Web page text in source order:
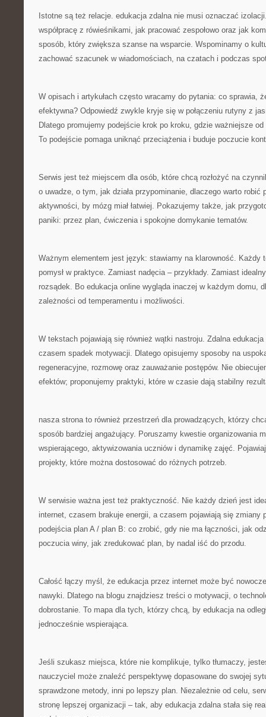
Istotne są też relacje. edukacja zdalna nie musi oznaczać
współpracę z rówieśnikami, jak pracować zespołowo oraz jak
sposób, który zwiększa szanse na wsparcie. Wspominamy o
zachować szacunek w wiadomościach, na czatach i podczas
W opisach i artykułach często wracamy do pytania: co sprawia,
efektywna? Odpowiedź zwykle kryje się w połączeniu rutyny z
Dlatego promujemy podejście krok po kroku, gdzie ważniejsze
To podejście pomaga uniknąć przeciążenia i buduje poczucie
Serwis jest też miejscem dla osób, które chcą rozłożyć na
o uwadze, o tym, jak działa przypominanie, dlaczego warto robić
aktywności, by mózg miał łatwiej. Pokazujemy także, jak
paniki: przez plan, ćwiczenia i spokojne domykanie tematów.
Ważnym elementem jest język: stawiamy na klarowność. Każdy
pomysł w praktyce. Zamiast nadęcia – przykłady. Zamiast
rozsądek. Bo edukacja online wygląda inaczej w każdym domu,
zależności od temperamentu i możliwości.
W tekstach pojawiają się również wątki nastroju. Zdalna edukacja
czasem spadek motywacji. Dlatego opisujemy sposoby na
regeneracyjne, rozmowę oraz zauważanie postępów. Nie
efektów; proponujemy praktyki, które w czasie dają stabilny
nasza strona to również przestrzeń dla prowadzących, którzy
sposób bardziej angażujący. Poruszamy kwestie organizowania
wspierającego, aktywizowania uczniów i dynamikę zajęć.
projekty, które można dostosować do różnych potrzeb.
W serwisie ważna jest też praktyczność. Nie każdy dzień jest
internet, czasem brakuje energii, a czasem pojawiają się zmiany
podejścia plan A / plan B: co zrobić, gdy nie ma łączności, jak
poczucia winy, jak zredukować plan, by nadal iść do przodu.
Całość łączy myśl, że edukacja przez internet może być
nawyki. Dlatego na blogu znajdziesz treści o motywacji, o
dobrostanie. To mapa dla tych, którzy chcą, by edukacja na
jednocześnie wspierająca.
Jeśli szukasz miejsca, które nie komplikuje, tylko tłumaczy,
nauczyciel może znaleźć perspektywę dopasowane do swojej
sprawdzone metody, inni po lepszy plan. Niezależnie od celu,
stronę lepszej organizacji – tak, aby edukacja zdalna stała się